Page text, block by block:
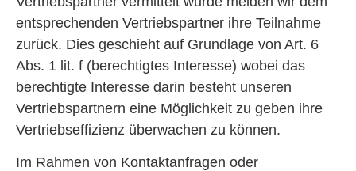
entsprechenden Vertriebspartner ihre Teilnahme
zurück. Dies geschieht auf Grundlage von Art. 6
Abs. 1 lit. f (berechtigtes Interesse) wobei das
berechtigte Interesse darin besteht unseren
Vertriebspartnern eine Möglichkeit zu geben ihre
Vertriebseffizienz überwachen zu können.
Im Rahmen von Kontaktanfragen oder